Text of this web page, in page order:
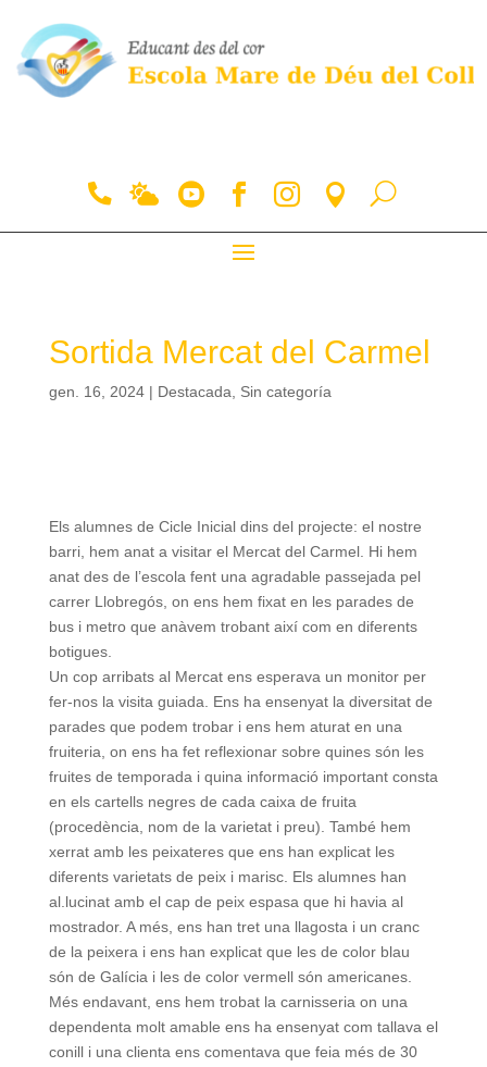
Sortida Mercat del Carmel
gen. 16, 2024| Destacada, Sin categoría
Els alumnes de Cicle Inicial dins del projecte: el nostre
barri, hem anat a visitar el Mercat del Carmel. Hi hem
anat des de l’escola fent una agradable passejada pel
carrer Llobregós, on ens hem fixat en les parades de
bus i metro que anàvem trobant així com en diferents
botigues.
Un cop arribats al Mercat ens esperava un monitor per
fer-nos la visita guiada. Ens ha ensenyat la diversitat de
parades que podem trobar i ens hem aturat en una
fruiteria, on ens ha fet reflexionar sobre quines són les
fruites de temporada i quina informació important consta
en els cartells negres de cada caixa de fruita
(procedència, nom de la varietat i preu). També hem
xerrat amb les peixateres que ens han explicat les
diferents varietats de peix i marisc. Els alumnes han
al.lucinat amb el cap de peix espasa que hi havia al
mostrador. A més, ens han tret una llagosta i un cranc
de la peixera i ens han explicat que les de color blau
són de Galícia i les de color vermell són americanes.
Més endavant, ens hem trobat la carnisseria on una
dependenta molt amable ens ha ensenyat com tallava el
conill i una clienta ens comentava que feia més de 30